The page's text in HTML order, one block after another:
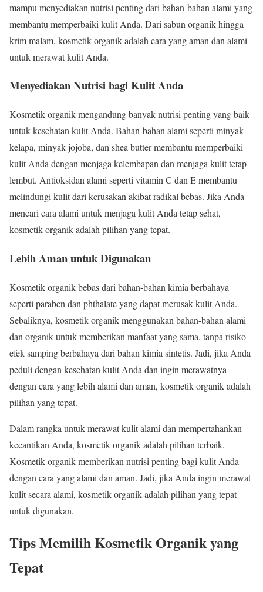
mampu menyediakan nutrisi penting dari bahan-bahan alami yang
membantu memperbaiki kulit Anda. Dari sabun organik hingga
krim malam, kosmetik organik adalah cara yang aman dan alami
untuk merawat kulit Anda.
Menyediakan Nutrisi bagi Kulit Anda
Kosmetik organik mengandung banyak nutrisi penting yang baik
untuk kesehatan kulit Anda. Bahan-bahan alami seperti minyak
kelapa, minyak jojoba, dan shea butter membantu memperbaiki
kulit Anda dengan menjaga kelembapan dan menjaga kulit tetap
lembut. Antioksidan alami seperti vitamin C dan E membantu
melindungi kulit dari kerusakan akibat radikal bebas. Jika Anda
mencari cara alami untuk menjaga kulit Anda tetap sehat,
kosmetik organik adalah pilihan yang tepat.
Lebih Aman untuk Digunakan
Kosmetik organik bebas dari bahan-bahan kimia berbahaya
seperti paraben dan phthalate yang dapat merusak kulit Anda.
Sebaliknya, kosmetik organik menggunakan bahan-bahan alami
dan organik untuk memberikan manfaat yang sama, tanpa risiko
efek samping berbahaya dari bahan kimia sintetis. Jadi, jika Anda
peduli dengan kesehatan kulit Anda dan ingin merawatnya
dengan cara yang lebih alami dan aman, kosmetik organik adalah
pilihan yang tepat.
Dalam rangka untuk merawat kulit alami dan mempertahankan
kecantikan Anda, kosmetik organik adalah pilihan terbaik.
Kosmetik organik memberikan nutrisi penting bagi kulit Anda
dengan cara yang alami dan aman. Jadi, jika Anda ingin merawat
kulit secara alami, kosmetik organik adalah pilihan yang tepat
untuk digunakan.
Tips Memilih Kosmetik Organik yang
Tepat